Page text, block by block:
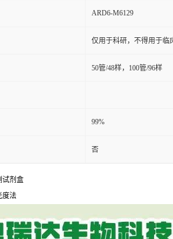
ARD6-M6129
仅用于科研，不得用于临
50管/48样，100管/96样
99%
否
试剂盒
度法